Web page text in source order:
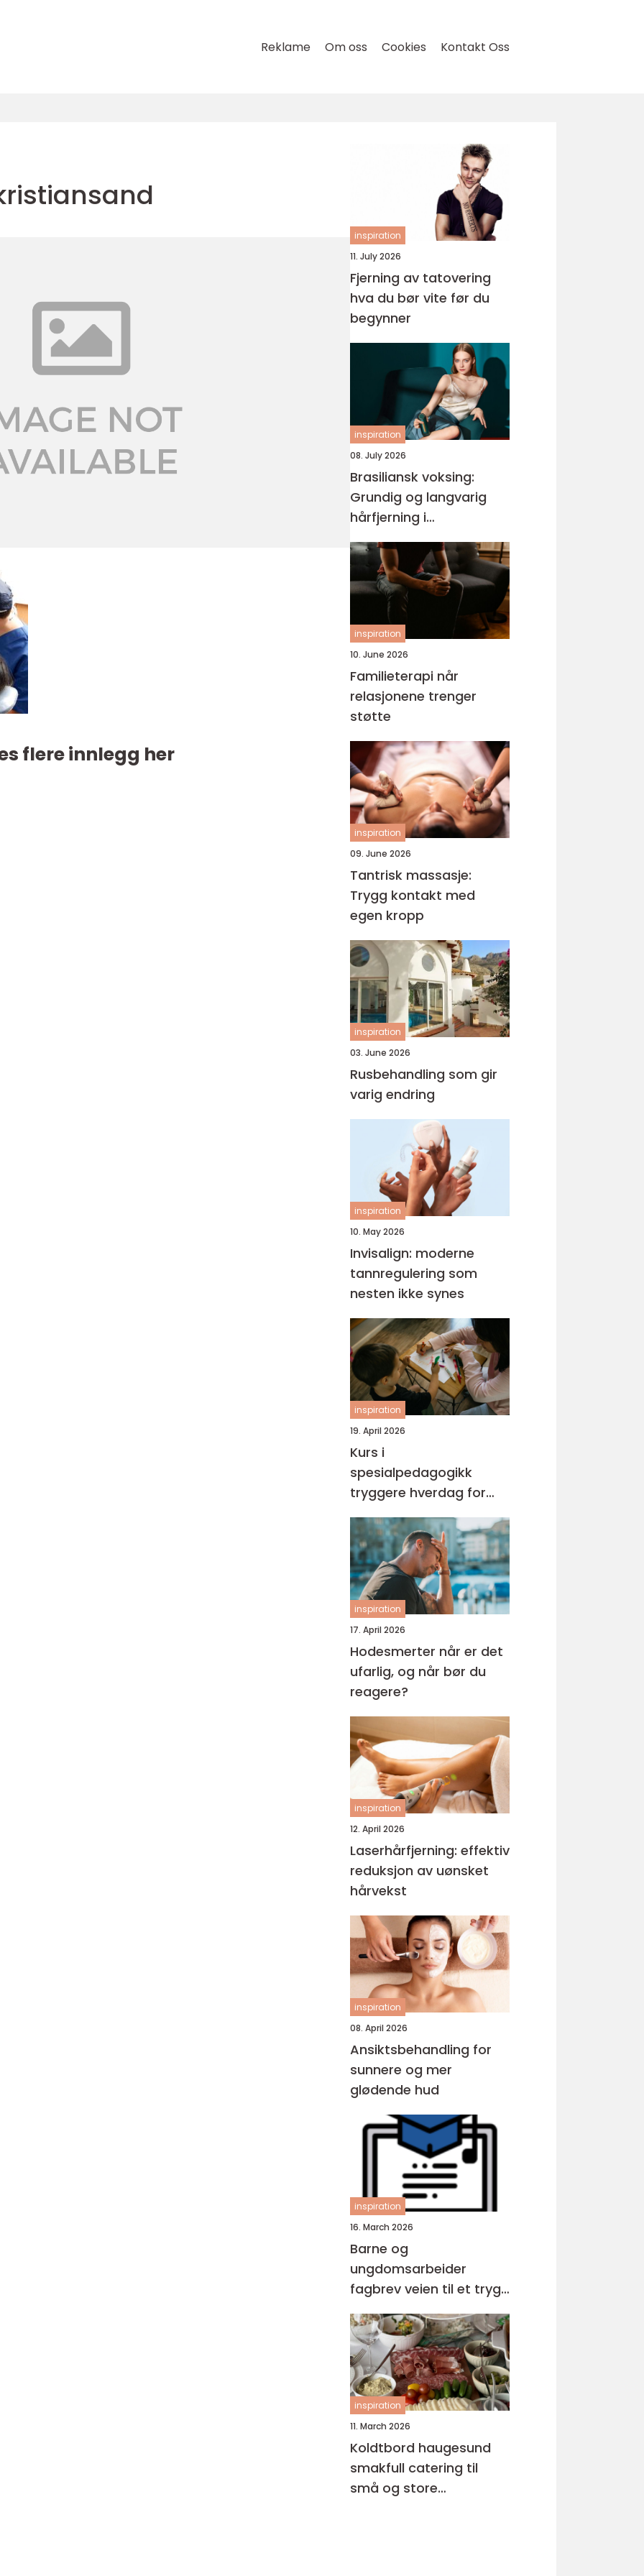
Reklame Om oss Cookies Kontakt Oss
flere innlegg her
inspiration
11. July 2026
Fjerning av tatovering
hva du bør vite før du
begynner
inspiration
08. July 2026
Brasiliansk voksing:
Grundig og langvarig
hårfjerning i
intimområdet
inspiration
10. June 2026
Familieterapi når
relasjonene trenger
støtte
inspiration
09. June 2026
Tantrisk massasje:
Trygg kontakt med
egen kropp
inspiration
03. June 2026
Rusbehandling som gir
varig endring
inspiration
10. May 2026
Invisalign: moderne
tannregulering som
nesten ikke synes
inspiration
19. April 2026
Kurs i
spesialpedagogikk
tryggere hverdag for
barn med ekstra behov
inspiration
17. April 2026
Hodesmerter når er det
ufarlig, og når bør du
reagere?
inspiration
12. April 2026
Laserhårfjerning: effektiv
reduksjon av uønsket
hårvekst
inspiration
08. April 2026
Ansiktsbehandling for
sunnere og mer
glødende hud
inspiration
16. March 2026
Barne og
ungdomsarbeider
fagbrev veien til et trygt
og meningsfullt yrke
inspiration
11. March 2026
Koldtbord haugesund
smakfull catering til
små og store